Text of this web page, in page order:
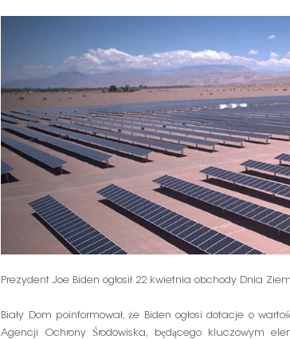
Prezydent Joe Biden ogłosił 22 kwietnia obchody Dnia
Biały Dom poinformował, że Biden ogłosi dotacje o
Agencji Ochrony Środowiska, będącego kluczowym